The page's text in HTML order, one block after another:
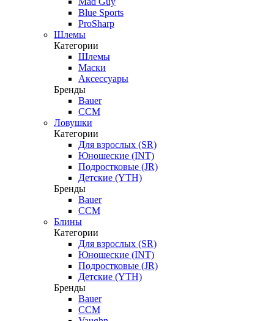
Blue Sports
ProSharp
Шлемы
Категории
Шлемы
Маски
Аксессуары
Бренды
Bauer
CCM
Ловушки
Категории
Для взрослых (SR)
Юношеские (INT)
Подростковые (JR)
Детские (YTH)
Бренды
Bauer
CCM
Блины
Категории
Для взрослых (SR)
Юношеские (INT)
Подростковые (JR)
Детские (YTH)
Бренды
Bauer
CCM